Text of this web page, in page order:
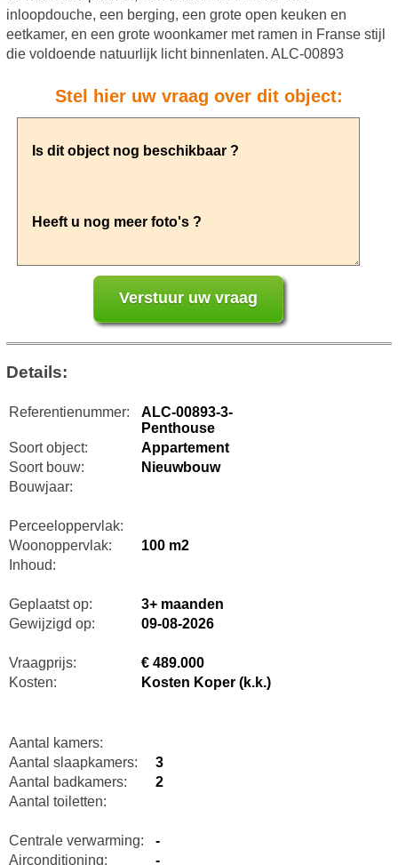
inloopdouche, een berging, een grote open keuken en
eetkamer, en een grote woonkamer met ramen in Franse stijl
die voldoende natuurlijk licht binnenlaten. ALC-00893
Stel hier uw vraag over dit object:
Details:
Referentienummer:
ALC-00893-3-
Penthouse
Soort object:
Appartement
Soort bouw:
Nieuwbouw
Bouwjaar:
Perceeloppervlak:
Woonoppervlak:
100 m2
Inhoud:
Geplaatst op:
3+ maanden
Gewijzigd op:
09-08-2026
Vraagprijs:
€ 489.000
Kosten:
Kosten Koper (k.k.)
Aantal kamers:
Aantal slaapkamers:
3
Aantal badkamers:
2
Aantal toiletten:
Centrale verwarming:
-
Airconditioning:
-